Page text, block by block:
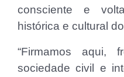
consciente e
histórica e cultural
“Firmamos aqui,
sociedade civil e